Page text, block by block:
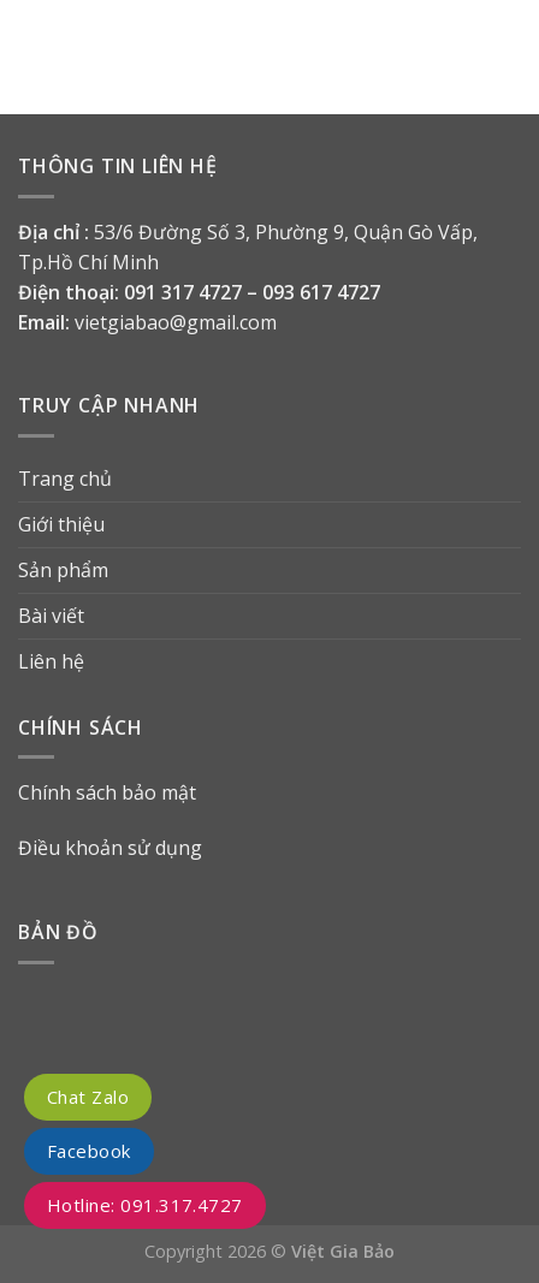
THÔNG TIN LIÊN HỆ
Địa chỉ : 53/6 Đường Số 3, Phường 9, Quận Gò Vấp,
Tp.Hồ Chí Minh
Điện thoại: 091 317 4727 – 093 617 4727
Email: vietgiabao@gmail.com
TRUY CẬP NHANH
Trang chủ
Giới thiệu
Sản phẩm
Bài viết
Liên hệ
CHÍNH SÁCH
Chính sách bảo mật
Điều khoản sử dụng
BẢN ĐỒ
Copyright 2026 © Việt Gia Bảo
Chat Zalo
Facebook
Hotline: 091.317.4727